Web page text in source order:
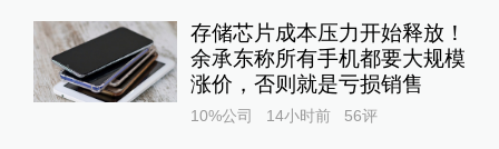
存储芯片成本压力开始释放！
余承东称所有手机都要大规模
涨价，否则就是亏损销售
10%公司 14小时前 56评